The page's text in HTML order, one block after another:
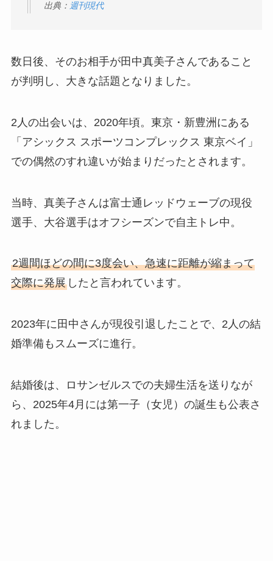
出典： 週刊現代
数日後、そのお相手が田中真美子さんであること
が判明し、大きな話題となりました。
2人の出会いは、2020年頃。東京・新豊洲にある
「アシックス スポーツコンプレックス 東京ベイ」
での偶然のすれ違いが始まりだったとされます。
当時、真美子さんは富士通レッドウェーブの現役
選手、大谷選手はオフシーズンで自主トレ中。
2週間ほどの間に3度会い、急速に距離が縮まって
交際に発展したと言われています。
2023年に田中さんが現役引退したことで、2人の結
婚準備もスムーズに進行。
結婚後は、ロサンゼルスでの夫婦生活を送りなが
ら、2025年4月には第一子（女児）の誕生も公表さ
れました。